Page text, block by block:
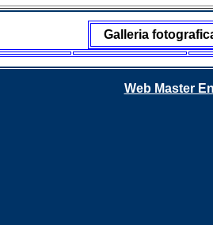
Galleria
Web Master